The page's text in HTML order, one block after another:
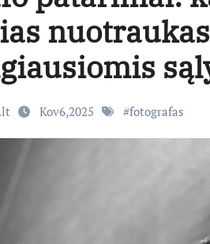
Kov6,2025 #fotografas